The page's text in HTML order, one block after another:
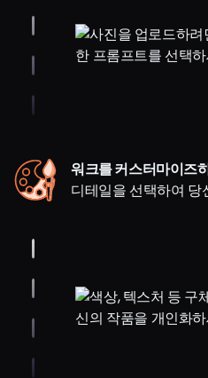
워크를 커스터마이즈
디테일을 선택하여 당